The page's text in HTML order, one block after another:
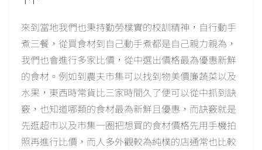
來到當地我們也秉持勤勞樸實的校訓精神，自行動手
煮三餐，從買食材到自己動手煮都是自己親力親為，
我們也會進行多家比價，從中選出價格最為優惠新鮮
的食材。例如到農夫市集可以找到物美價廉蔬菜以及
水果，東西時常貨比三家時間久了便可以從中抓到訣
竅，也知道哪類的食材最為新鮮且優惠，而訣竅就是
先逛超市以及市集一圈把想買的食材價格先用手機拍
照再進行比價，而人多外觀較為純樸的店通常也比較